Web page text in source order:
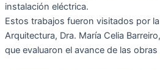
instalación eléctrica.
Estos trabajos fueron visitados por
Arquitectura, Dra. María Celia
que evaluaron el avance de las